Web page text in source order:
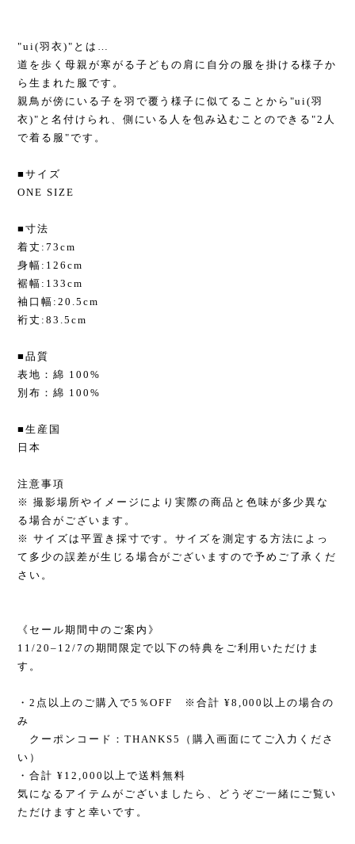
"ui(羽衣)"とは…
道を歩く母親が寒がる子どもの肩に自分の服を掛ける様子か
ら生まれた服です。
親鳥が傍にいる子を羽で覆う様子に似てることから"ui(羽
衣)"と名付けられ、側にいる人を包み込むことのできる"2人
で着る服"です。
■サイズ
ONE SIZE
■寸法
着丈:73cm
身幅:126cm
裾幅:133cm
袖口幅:20.5cm
裄丈:83.5cm
■品質
表地：綿 100%
別布：綿 100%
■生産国
日本
注意事項
※ 撮影場所やイメージにより実際の商品と色味が多少異な
る場合がございます。
※ サイズは平置き採寸です。サイズを測定する方法によっ
て多少の誤差が生じる場合がございますので予めご了承くだ
さい。
《セール期間中のご案内》
11/20–12/7の期間限定で以下の特典をご利用いただけま
す。
・2点以上のご購入で5％OFF ※合計 ¥8,000以上の場合の
み
クーポンコード：THANKS5（購入画面にてご入力くださ
い）
・合計 ¥12,000以上で送料無料
気になるアイテムがございましたら、どうぞご一緒にご覧い
ただけますと幸いです。